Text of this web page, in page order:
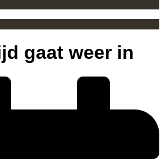
gaat weer in